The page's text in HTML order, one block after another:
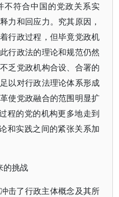
符合中国的党政关系实
力和回应力。究其原因，
行政过程，但毕竟党政机
行政法的理论和规范仍然
乏党政机构合设、合署的
以对行政法理论体系形成
使党政融合的范围明显扩
程的党的机构更多地走到
和实践之间的紧张关系加
的挑战
击了行政主体概念及其所